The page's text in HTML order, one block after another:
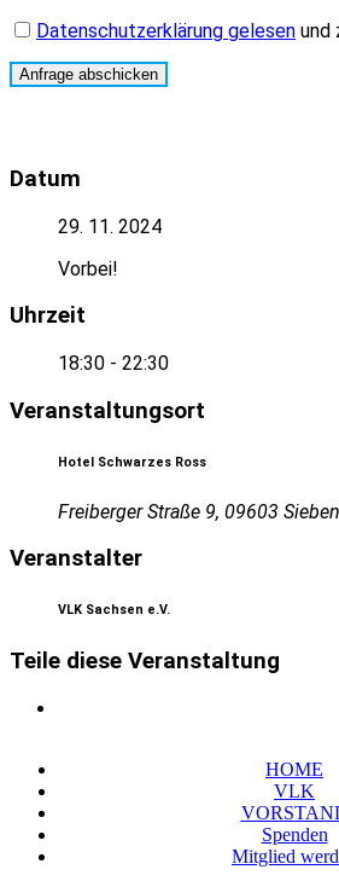
Datenschutzerklärung gelesen und
Datum
29. 11. 2024
Vorbei!
Uhrzeit
18:30 - 22:30
Veranstaltungsort
Hotel Schwarzes Ross
Freiberger Straße 9, 09603
Veranstalter
VLK Sachsen e.V.
Teile diese Veranstaltung
HOME
VLK
Spenden
Mitglied